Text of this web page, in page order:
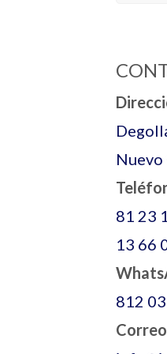
81 23
13 66
812